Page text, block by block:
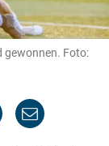
gewonnen. Foto: